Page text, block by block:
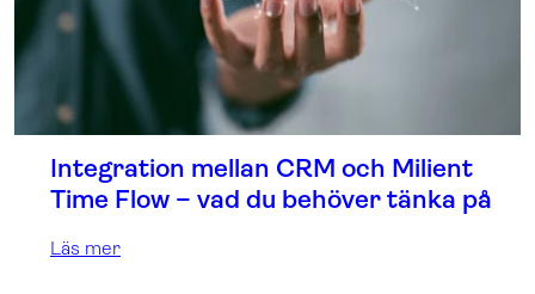
Integration mellan CRM och Milient
Time Flow – vad du behöver tänka på
Läs mer